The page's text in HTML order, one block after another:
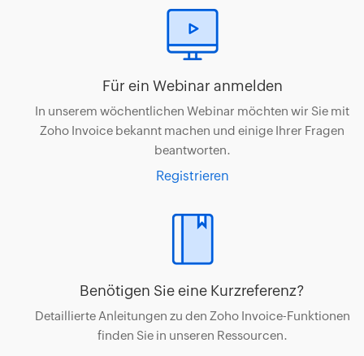
Für ein Webinar anmelden
In unserem wöchentlichen Webinar möchten wir Sie mit
Zoho Invoice bekannt machen und einige Ihrer Fragen
beantworten.
Registrieren
Benötigen Sie eine Kurzreferenz?
Detaillierte Anleitungen zu den Zoho Invoice-Funktionen
finden Sie in unseren Ressourcen.